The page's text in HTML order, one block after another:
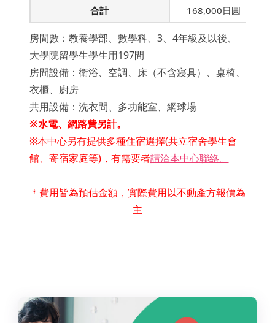
合計
168,000日圓
房間數：教養學部、數學科、3、4年級及以後、
大學院留學生學生用197間
房間設備：衛浴、空調、床（不含寢具）、桌椅、
衣櫃、廚房
共用設備：洗衣間、多功能室、網球場
※水電、網路費另計。
※本中心另有提供多種住宿選擇(共立宿舍學生會
館、寄宿家庭等)，有需要者請洽本中心聯絡。
＊費用皆為預估金額，實際費用以不動產方報價為
主